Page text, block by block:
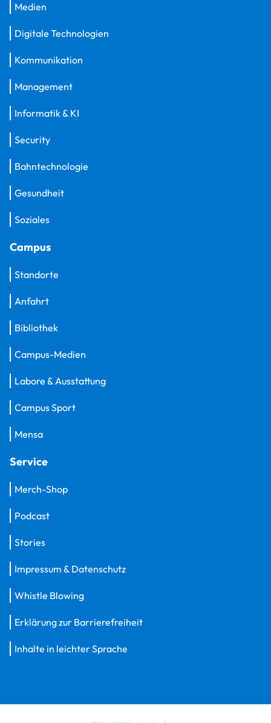
Medien
Digitale Technologien
Kommunikation
Management
Informatik & KI
Security
Bahntechnologie
Gesundheit
Soziales
Campus
Standorte
Anfahrt
Bibliothek
Campus-Medien
Labore & Ausstattung
Campus Sport
Mensa
Service
Merch-Shop
Podcast
Stories
Impressum & Datenschutz
Whistle Blowing
Erklärung zur Barrierefreiheit
Inhalte in leichter Sprache